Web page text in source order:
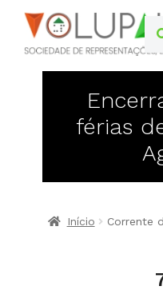
férias
Início Corrente